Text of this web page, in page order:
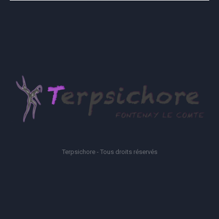
Terpsichore - Tous droits réservés